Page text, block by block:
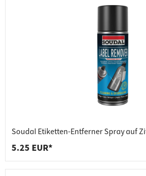
Soudal Etiketten-Entferner Spray auf
5.25 EUR*